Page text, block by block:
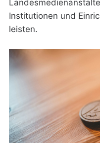
Institutionen und
leisten.